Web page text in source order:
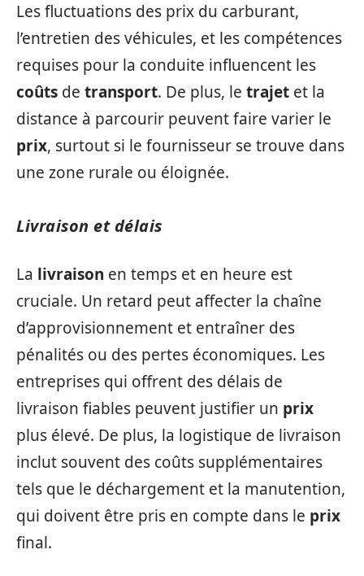
Les fluctuations des prix du carburant,
l’entretien des véhicules, et les compétences
requises pour la conduite influencent les
coûts de transport. De plus, le trajet et la
distance à parcourir peuvent faire varier le
prix, surtout si le fournisseur se trouve dans
une zone rurale ou éloignée.
Livraison et délais
La livraison en temps et en heure est
cruciale. Un retard peut affecter la chaîne
d’approvisionnement et entraîner des
pénalités ou des pertes économiques. Les
entreprises qui offrent des délais de
livraison fiables peuvent justifier un prix
plus élevé. De plus, la logistique de livraison
inclut souvent des coûts supplémentaires
tels que le déchargement et la manutention,
qui doivent être pris en compte dans le prix
final.